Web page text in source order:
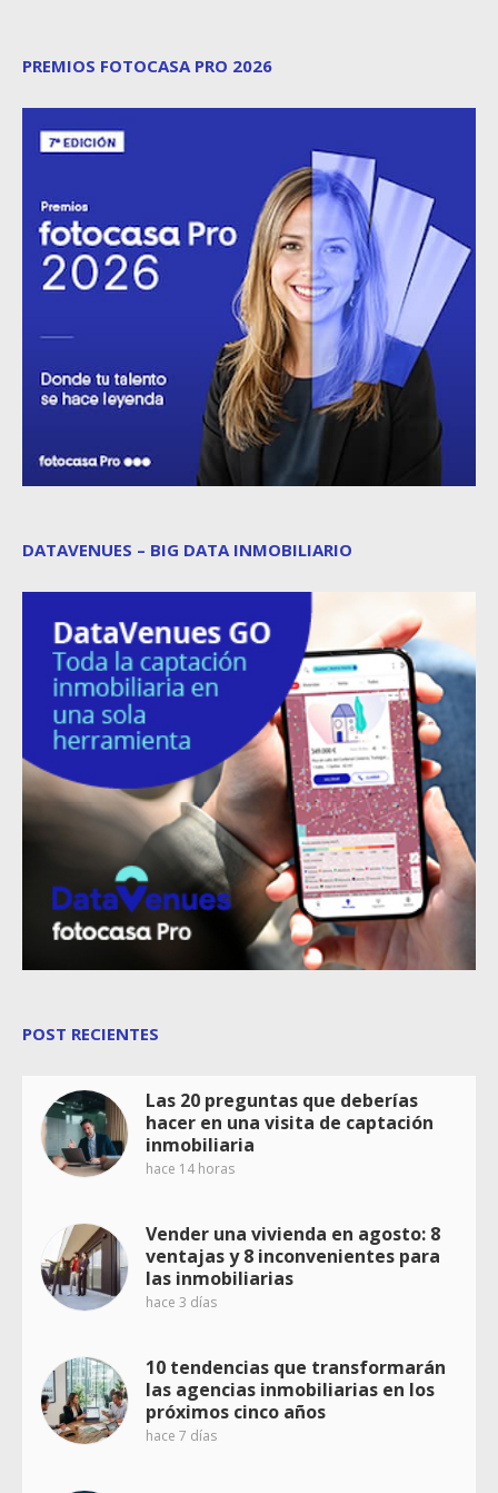
PREMIOS FOTOCASA PRO 2026
DATAVENUES – BIG DATA INMOBILIARIO
POST RECIENTES
Las 20 preguntas que deberías
hacer en una visita de captación
inmobiliaria
hace 14 horas
Vender una vivienda en agosto: 8
ventajas y 8 inconvenientes para
las inmobiliarias
hace 3 días
10 tendencias que transformarán
las agencias inmobiliarias en los
próximos cinco años
hace 7 días